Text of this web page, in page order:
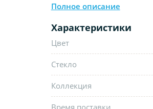
Полное описание
Характеристики
Цвет
Стекло
Коллекция
Время поставки